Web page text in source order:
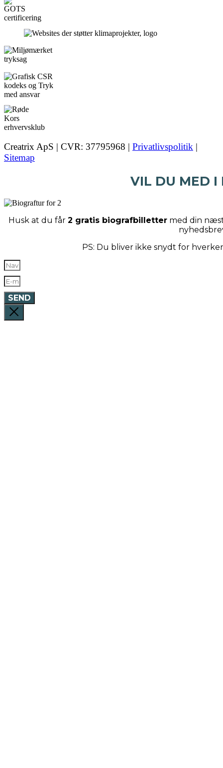
Creatrix ApS | CVR: 37795968 | Privatlivspolitik |
Sitemap
VIL DU MED I
Husk at du får 2 gratis biografbillettermed din
PS: Du bliver ikke snydt for
SEND